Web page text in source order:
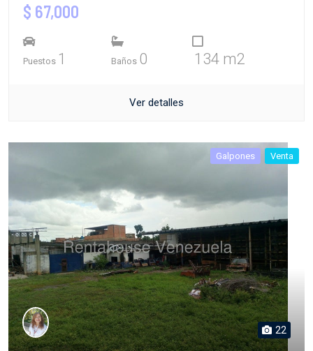
$ 67,000
Puestos 1 Baños 0 134 m2
Ver detalles
Galpones Venta
22